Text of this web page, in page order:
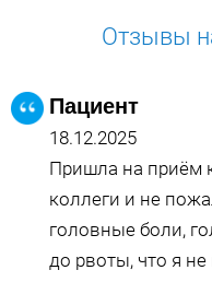
Отзывы
Пациент
18.12.2025
Пришла на приём
коллеги и не
головные боли,
до рвоты, что я